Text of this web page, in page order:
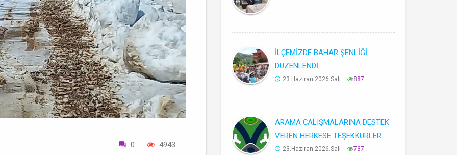
0
4943
İLÇEMİZDE BAHAR ŞENLİĞİ
DÜZENLENDİ ..
23.Haziran.2026.Salı 887
ARAMA ÇALIŞMALARINA DESTEK
VEREN HERKESE TEŞEKKÜRLER ..
23.Haziran.2026.Salı 737